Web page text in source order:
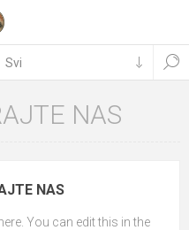
NAS
NAS
You can edit this in the